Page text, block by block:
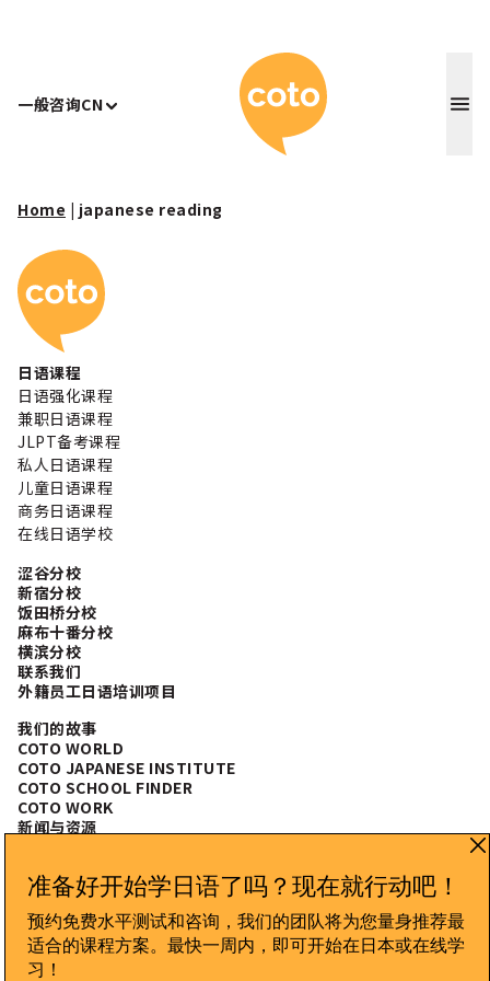
一般咨询CN Coto 日本
Home | japanese reading
Coto 日本语学校
日语课程
日语强化课程
兼职日语课程
JLPT备考课程
私人日语课程
儿童日语课程
商务日语课程
在线日语学校
涩谷分校
新宿分校
饭田桥分校
麻布十番分校
横滨分校
联系我们
外籍员工日语培训项目
我们的故事
COTO WORLD
COTO JAPANESE INSTITUTE
COTO SCHOOL FINDER
COTO WORK
新闻与资源
CONNECT WITH US